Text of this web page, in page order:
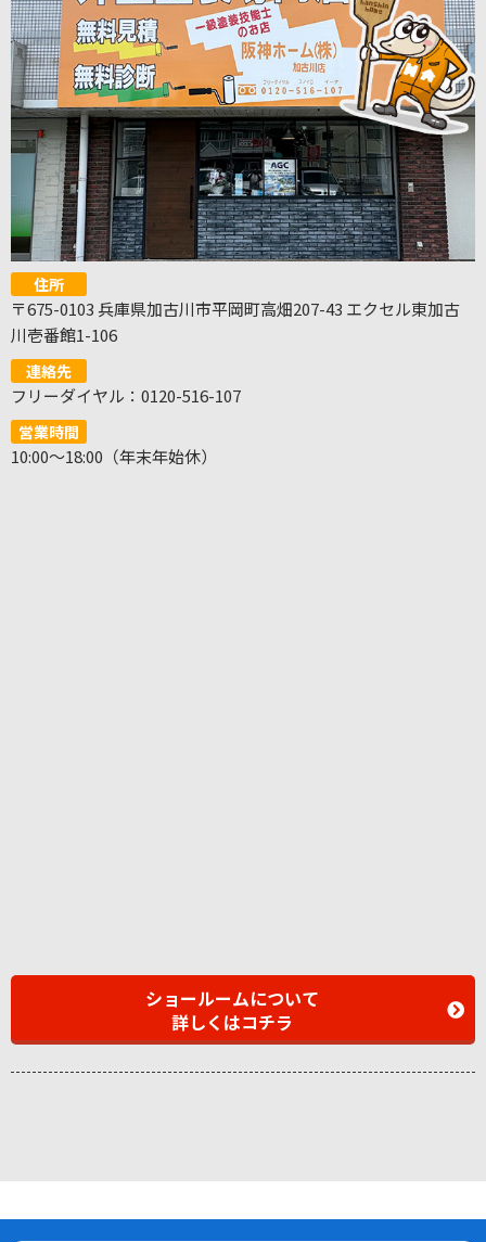
住所
〒675-0103 兵庫県加古川市平岡町高畑207-43 エクセル東加古
川壱番館1-106
連絡先
フリーダイヤル：0120-516-107
営業時間
10:00～18:00（年末年始休）
ショールームについて
詳しくはコチラ